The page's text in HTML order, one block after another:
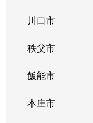
川口市
秩父市
飯能市
本庄市